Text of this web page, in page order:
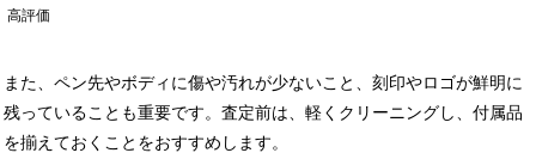
高評価
また、ペン先やボディに傷や汚れが少ないこと、刻印やロゴが鮮明に
残っていることも重要です。査定前は、軽くクリーニングし、付属品
を揃えておくことをおすすめします。